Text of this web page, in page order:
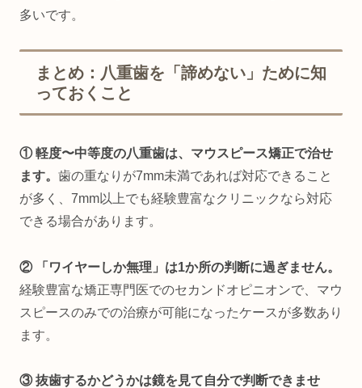
多いです。
まとめ：八重歯を「諦めない」ために知
っておくこと
① 軽度〜中等度の八重歯は、マウスピース矯正で治せ
ます。 歯の重なりが7mm未満であれば対応できること
が多く、7mm以上でも経験豊富なクリニックなら対応
できる場合があります。
② 「ワイヤーしか無理」は1か所の判断に過ぎません。
経験豊富な矯正専門医でのセカンドオピニオンで、マウ
スピースのみでの治療が可能になったケースが多数あり
ます。
③ 抜歯するかどうかは鏡を見て自分で判断できませ